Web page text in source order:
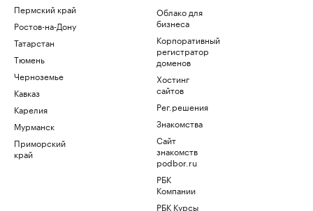
Пермский край
Ростов-на-Дону
Татарстан
Тюмень
Черноземье
Кавказ
Карелия
Мурманск
Приморский
край
Облако для
бизнеса
Корпоративный
регистратор
доменов
Хостинг
сайтов
Рег.решения
Знакомства
Сайт
знакомств
podbor.ru
РБК
Компании
РБК Курсы